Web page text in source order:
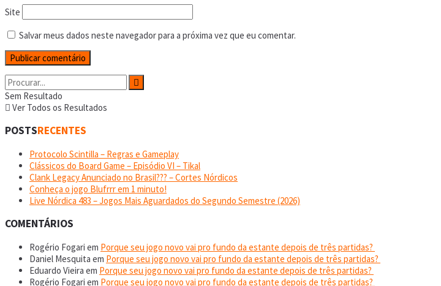
Site
Salvar meus dados neste navegador para a próxima vez que eu comentar.
Sem Resultado
Ver Todos os Resultados
POSTSRECENTES
Protocolo Scintilla – Regras e Gameplay
Clássicos do Board Game – Episódio VI – Tikal
Clank Legacy Anunciado no Brasil??? – Cortes Nórdicos
Conheça o jogo Blufrrr em 1 minuto!
Live Nórdica 483 – Jogos Mais Aguardados do Segundo Semestre (2026)
COMENTÁRIOS
Rogério Fogari em Porque seu jogo novo vai pro fundo da estante depois de três partidas?
Daniel Mesquita em Porque seu jogo novo vai pro fundo da estante depois de três partidas?
Eduardo Vieira em Porque seu jogo novo vai pro fundo da estante depois de três partidas?
Rogério Fogari em Porque seu jogo novo vai pro fundo da estante depois de três partidas?